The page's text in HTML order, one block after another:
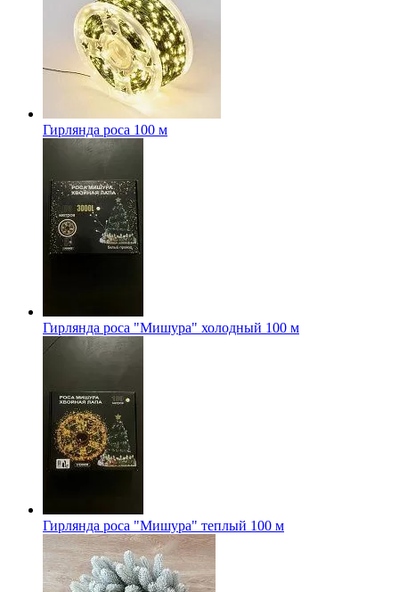
Гирлянда роса 100 м
Гирлянда роса "Мишура" холодный 100 м
Гирлянда роса "Мишура" теплый 100 м